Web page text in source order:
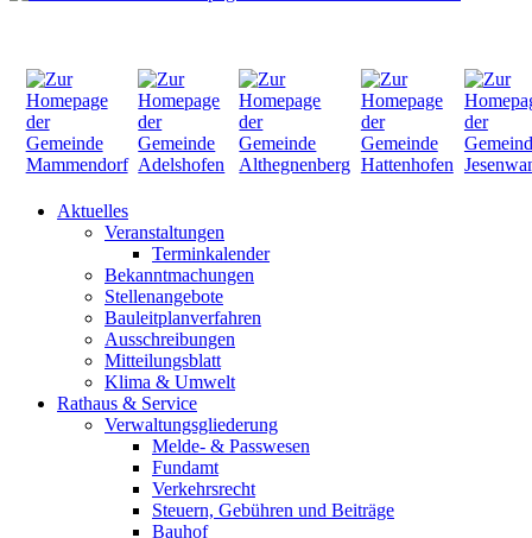
Aktuelles
Veranstaltungen
Terminkalender
Bekanntmachungen
Stellenangebote
Bauleitplanverfahren
Ausschreibungen
Mitteilungsblatt
Klima & Umwelt
Rathaus & Service
Verwaltungsgliederung
Melde- & Passwesen
Fundamt
Verkehrsrecht
Steuern, Gebühren und Beiträge
Bauhof